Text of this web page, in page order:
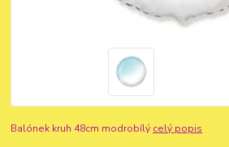
Balónek kruh 48cm modrobílý celý popis